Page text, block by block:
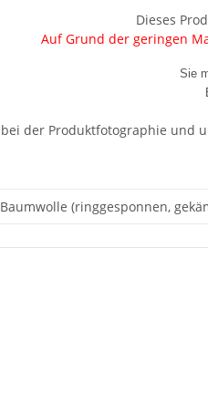
Dieses
Auf Grund der geringen
Sie
der Produktfotographie und
(ringgesponnen,